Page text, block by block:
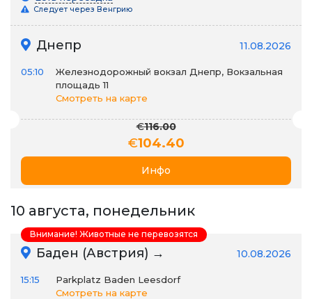
Следует через Венгрию
Днепр 11.08.2026
05:10
Железнодорожный вокзал Днепр, Вокзальная
площадь 11
Смотреть на карте
€116.00
€104.40
Инфо
10 августа, понедельник
Баден (Австрия) → 10.08.2026
15:15
Parkplatz Baden Leesdorf
Смотреть на карте
Внимание! Животные не перевозятся